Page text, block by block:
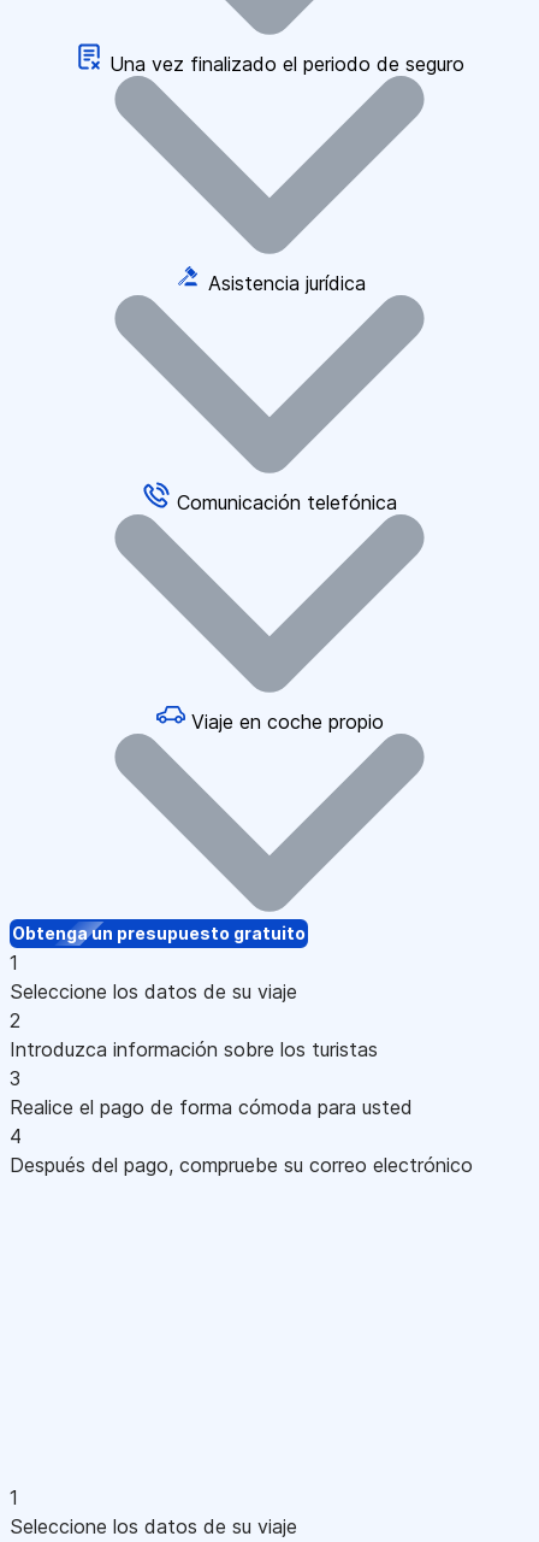
Una vez finalizado el periodo de seguro
Asistencia jurídica
Comunicación telefónica
Viaje en coche propio
Obtenga un presupuesto gratuito
1
Seleccione los datos de su viaje
2
Introduzca información sobre los turistas
3
Realice el pago de forma cómoda para usted
4
Después del pago, compruebe su correo electrónico
1
Seleccione los datos de su viaje